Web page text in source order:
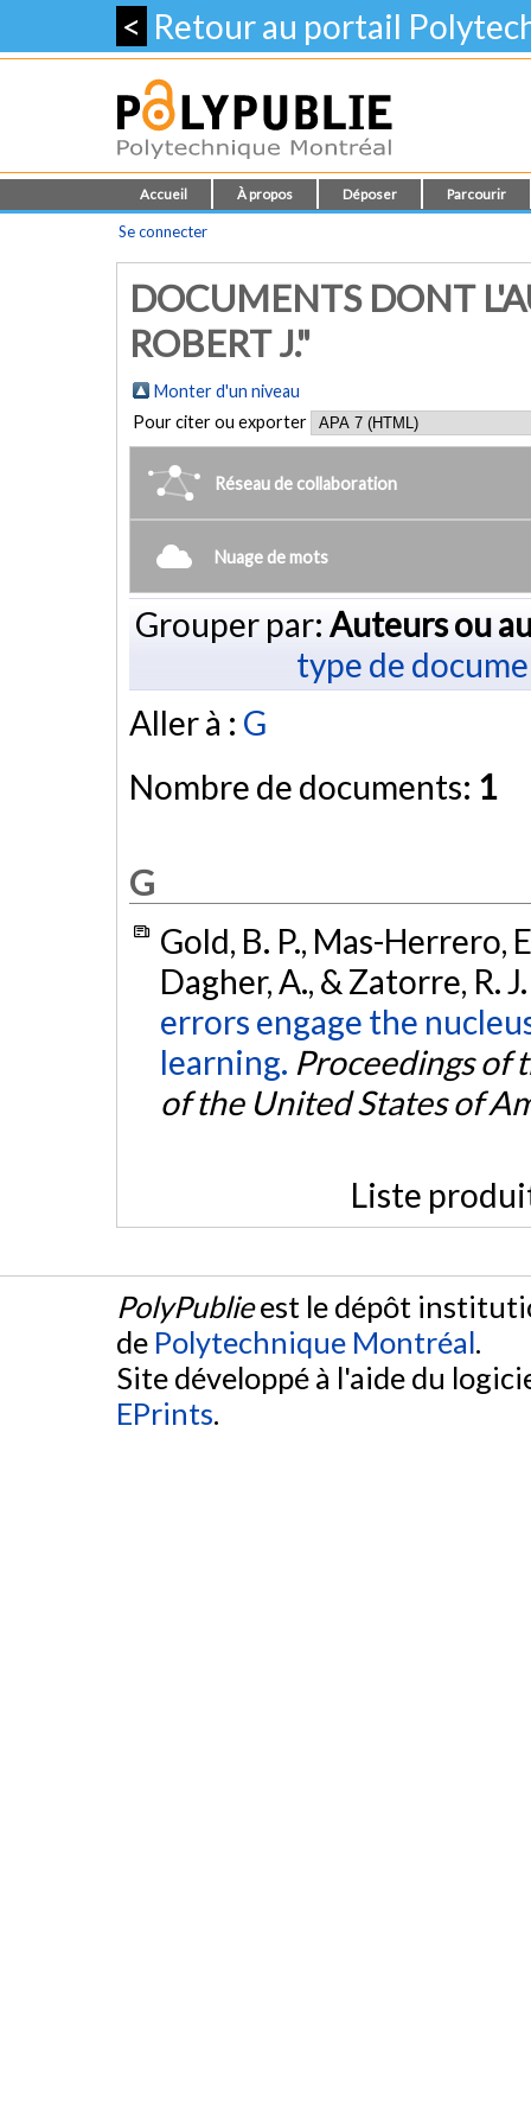
< Retour au portail
Accueil À propos Déposer Parcourir
Se connecter
DOCUMENTS DONT
ROBERT J."
Monter d'un niveau
Pour citer ou exporter
Réseau de collaboration
Nuage de mots
Grouper par: Auteurs ou
type de
Aller à : G
Nombre de documents: 1
G
Gold, B. P., Mas-Herrero,
Dagher, A., & Zatorre, R.
errors engage the
learning. Proceedings of
of the United States of
Liste
PolyPublieest le dépôt
de Polytechnique Montréal.
Site développé à l'aide du
EPrints.